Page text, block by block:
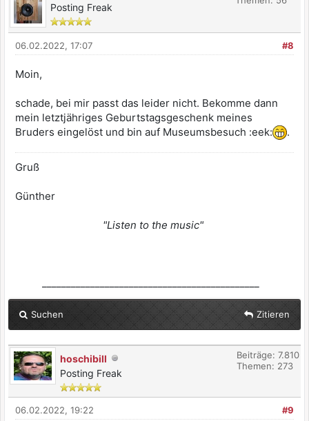
Posting Freak
#8
06.02.2022, 17:07
Moin,
schade, bei mir passt das leider nicht. Bekomme dann
mein letztjähriges Geburtstagsgeschenk meines
Bruders eingelöst und bin auf Museumsbesuch :eek:
.
Gruß
Günther
"Listen to the music"
Suchen Zitieren
hoschibill
Posting Freak
Beiträge: 7.810
Themen: 273
#9
06.02.2022, 19:22